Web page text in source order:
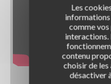
LA
Permis B / Conduite
Post-permis /
Titre pro
Piétons / Vélo &
LE CLUB
Qu'est-ce que le
Pourquoi rejoindre le
Gagner en
Être
LES
S'équiper d'un
Le simulateurNOTRE
Une entreprise et des
Les
comme
interactions.
contenu
choisir de les
désactiver